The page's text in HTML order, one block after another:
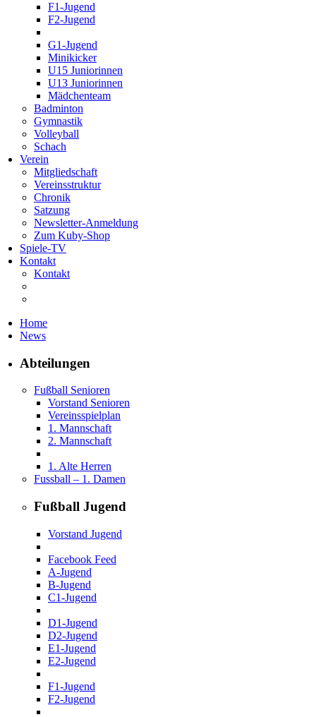
F1-Jugend
F2-Jugend
G1-Jugend
Minikicker
U15 Juniorinnen
U13 Juniorinnen
Mädchenteam
Badminton
Gymnastik
Volleyball
Schach
Verein
Mitgliedschaft
Vereinsstruktur
Chronik
Satzung
Newsletter-Anmeldung
Zum Kuby-Shop
Spiele-TV
Kontakt
Kontakt
Home
News
Abteilungen
Fußball Senioren
Vorstand Senioren
Vereinsspielplan
1. Mannschaft
2. Mannschaft
1. Alte Herren
Fussball – 1. Damen
Fußball Jugend
Vorstand Jugend
Facebook Feed
A-Jugend
B-Jugend
C1-Jugend
D1-Jugend
D2-Jugend
E1-Jugend
E2-Jugend
F1-Jugend
F2-Jugend